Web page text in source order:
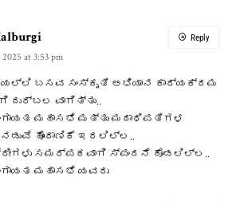
2025 at 3:53 pm
ಬಸವ ಸಂಸ್ಕೃತಿ ಅಭಿಯಾನ ಕಾರ್ಯಕ್ರಮ
ದುರ್ಬಲ ವಾಗಿತ್ತು..
ಮಹಾಸಭೆ ಮತ್ತು ಮಠಾಧಿಪತಿಗಳ
ಹೊಂದಾಣಿಕೆ ಇರಲಿಲ್ಲ..
ಸಮರ್ಪಕವಾಗಿ ಸ್ಪಂದನೆ ಕೊಡಲಿಲ್ಲ..
ಮಹಾಸಭೆ ಯವರು
Reply